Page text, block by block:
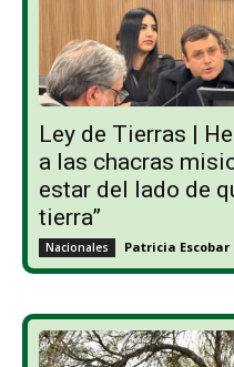
Ley de Tierras |
a las chacras
estar del lado de
tierra”
Nacionales Patricia Escobar